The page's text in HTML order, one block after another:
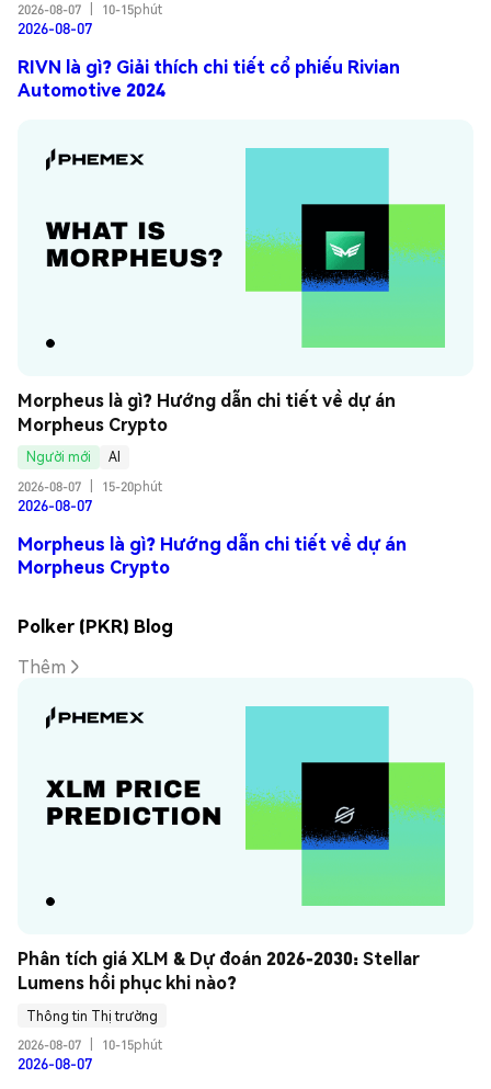
2026-08-07
10-15phút
2026-08-07
RIVN là gì? Giải thích chi tiết cổ phiếu Rivian
Automotive 2024
Morpheus là gì? Hướng dẫn chi tiết về dự án
Morpheus Crypto
Người mới
AI
2026-08-07
15-20phút
2026-08-07
Morpheus là gì? Hướng dẫn chi tiết về dự án
Morpheus Crypto
Polker (PKR) Blog
Thêm
Phân tích giá XLM & Dự đoán 2026-2030: Stellar
Lumens hồi phục khi nào?
Thông tin Thị trường
2026-08-07
10-15phút
2026-08-07